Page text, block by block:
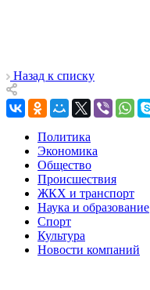
Назад к списку
Политика
Экономика
Общество
Происшествия
ЖКХ и транспорт
Наука и образование
Спорт
Культура
Новости компаний